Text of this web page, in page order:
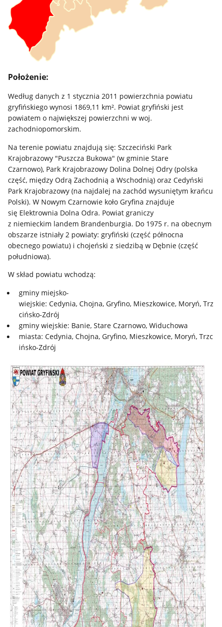
Położenie:
Według danych z 1 stycznia 2011 powierzchnia powiatu
gryfińskiego wynosi 1869,11 km². Powiat gryfiński jest
powiatem o największej powierzchni w woj.
zachodniopomorskim.
Na terenie powiatu znajdują się: Szczeciński Park
Krajobrazowy "Puszcza Bukowa" (w gminie Stare
Czarnowo), Park Krajobrazowy Dolina Dolnej Odry (polska
część, między Odrą Zachodnią a Wschodnią) oraz Cedyński
Park Krajobrazowy (na najdalej na zachód wysuniętym krańcu
Polski). W Nowym Czarnowie koło Gryfina znajduje
się Elektrownia Dolna Odra. Powiat graniczy
z niemieckim landem Brandenburgia. Do 1975 r. na obecnym
obszarze istniały 2 powiaty: gryfiński (część północna
obecnego powiatu) i chojeński z siedzibą w Dębnie (część
południowa).
W skład powiatu wchodzą:
gminy miejsko-
wiejskie: Cedynia, Chojna, Gryfino, Mieszkowice, Moryń, Trz
cińsko-Zdrój
gminy wiejskie: Banie, Stare Czarnowo, Widuchowa
miasta: Cedynia, Chojna, Gryfino, Mieszkowice, Moryń, Trzc
ińsko-Zdrój